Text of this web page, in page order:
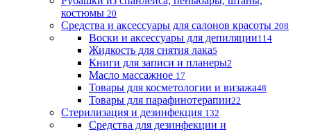
костюмы 20
Средства и аксессуары для салонов красоты 208
Воски и аксессуары для депиляции114
Жидкость для снятия лака5
Книги для записи и планеры2
Масло массажное 17
Товары для косметологии и визажа48
Товары для парафинотерапии22
Стерилизация и дезинфекция 132
Средства для дезинфекции и